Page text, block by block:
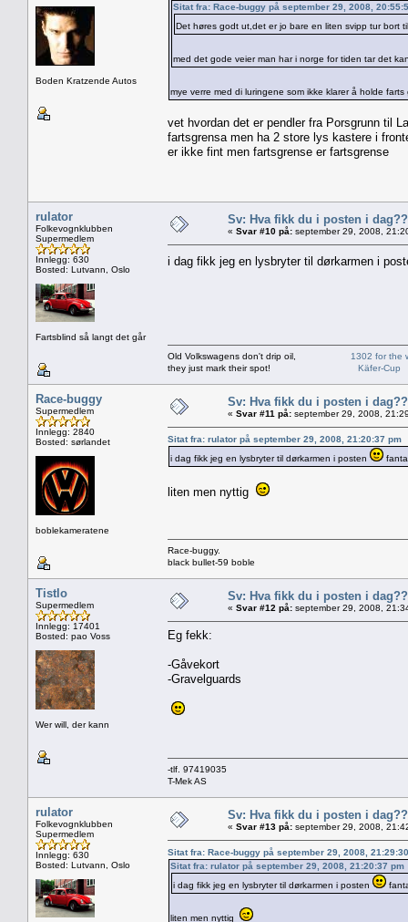
Boden Kratzende Autos
Sitat fra: Race-buggy på september 29, 2008,
Det høres godt ut,det er jo bare en liten svipp tur bort
med det gode veier man har i norge for tiden tar det
mye verre med di luringene som ikke klarer å holde
vet hvordan det er pendler fra Porsgrunn til
fartsgrensa men ha 2 store lys kastere i
er ikke fint men fartsgrense er fartsgrense
rulator
Folkevognklubben
Supermedlem
Innlegg: 630
Bosted: Lutvann, Oslo
Fartsblind så langt det går
Sv: Hva fikk du i posten i dag??
« Svar #10 på: september 29, 2008,
i dag fikk jeg en lysbryter til dørkarmen i
Old Volkswagens don't drip oil, 1302 for the
they just mark their spot! Käfer-Cup
Race-buggy
Supermedlem
Innlegg: 2840
Bosted: sørlandet
boblekameratene
Sv: Hva fikk du i posten i dag??
« Svar #11 på: september 29, 2008,
Sitat fra: rulator på september 29, 2008, 21:20:37 pm
i dag fikk jeg en lysbryter til dørkarmen i posten
liten men nyttig
Race-buggy.
black bullet-59 boble
Tistlo
Supermedlem
Innlegg: 17401
Bosted: pao Voss
Wer will, der kann
Sv: Hva fikk du i posten i dag??
« Svar #12 på: september 29, 2008,
Eg fekk:
-Gåvekort
-Gravelguards
-tlf. 97419035
T-Mek AS
rulator
Folkevognklubben
Supermedlem
Innlegg: 630
Bosted: Lutvann, Oslo
Sv: Hva fikk du i posten i dag??
« Svar #13 på: september 29, 2008,
Sitat fra: Race-buggy på september 29, 2008,
Sitat fra: rulator på september 29, 2008, 21:20:37 pm
i dag fikk jeg en lysbryter til dørkarmen i posten
liten men nyttig